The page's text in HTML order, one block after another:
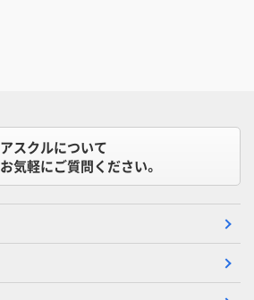
アスクルについて
お気軽にご質問ください。